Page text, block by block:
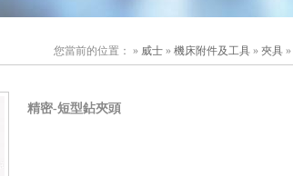
您當前的位置： » 威士 » 機床附件及工具 » 夾具 »
精密-短型鉆夾頭